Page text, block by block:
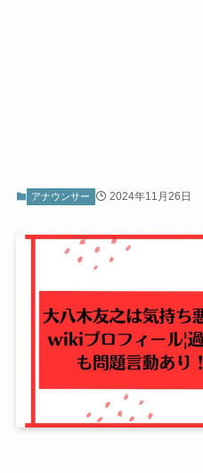
アナウンサー 2024年11月26日